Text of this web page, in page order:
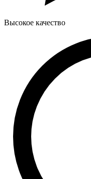
Высокое качество